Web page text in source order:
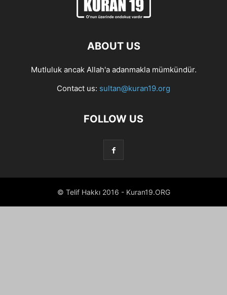
ABOUT US
Mutluluk ancak Allah'a adanmakla mümkündür.
Contact us: sultan@kuran19.org
FOLLOW US
© Telif Hakkı 2016 - Kuran19.ORG